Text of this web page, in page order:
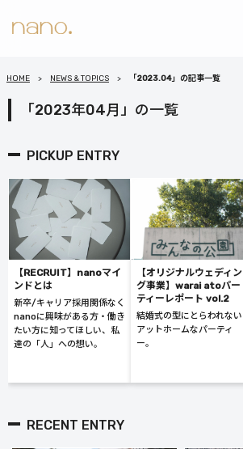
HOME NEWS & TOPICS 「2023.04」の記事一覧
「2023年04月」の一覧
PICKUP ENTRY
【RECRUIT】nanoマイ
ンドとは
新卒/キャリア採用関係なく
nanoに興味がある方・働き
たい方に知ってほしい、私
達の「人」への想い。
【オリジナルウェディン
グ事業】warai atoパー
ティーレポート vol.2
結婚式の型にとらわれない
アットホームなパーティ
ー。
RECENT ENTRY